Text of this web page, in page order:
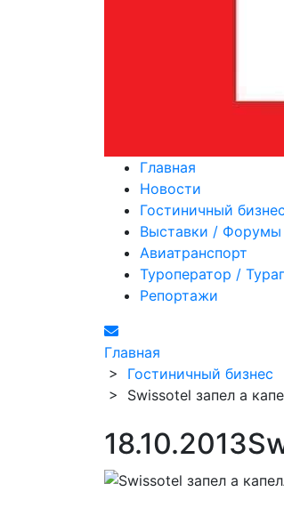
Главная
Новости
Гостиничный бизнес
Выставки / Форумы
Авиатранспорт
Туроператор /
Репортажи
Главная
> Гостиничный бизнес
> Swissotel запел а
18.10.2013